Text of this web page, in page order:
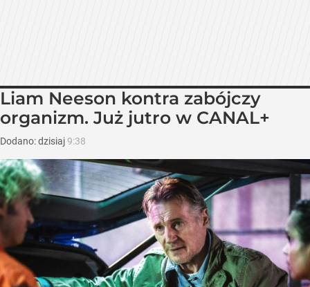
Liam Neeson kontra zabójczy
organizm. Już jutro w CANAL+
Dodano:dzisiaj 9:38